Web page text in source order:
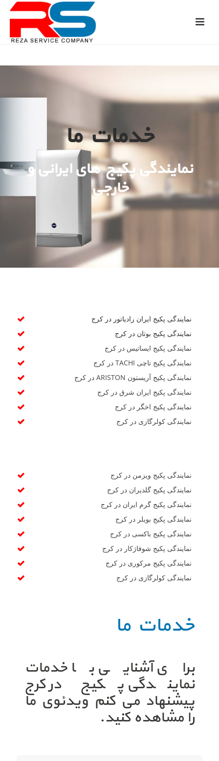
خدمات ما
نمایندگی پکیج های ایرانی و
خارجی
نمایندگی پکیج ایران رادیاتور در کرج
نمایندگی پکیج بوتان در کرج
نمایندگی پکیج ایساتیس در کرج
نمایندگی پکیج تاچی TACHI در کرج
نمایندگی پکیج آریستون ARISTON در کرج
نمایندگی پکیج ایران شرق در کرج
نمایندگی پکیج اخگر در کرج
نمایندگی کولرگازی در کرج
نمایندگی پکیج ویزمن در کرج
نمایندگی پکیج گلدیران در کرج
نمایندگی پکیج گرم ایران در کرج
نمایندگی پکیج بویلر در کرج
نمایندگی پکیج باکسی در کرج
نمایندگی پکیج شوفاژکار در کرج
نمایندگی پکیج مرکوری در کرج
نمایندگی کولرگازی در کرج
خدمات ما
برای آشنایی با خدمات
نمایندگی پکیج در کرج
پیشنهاد می کنم ویدئوی ما
را مشاهده کنید.